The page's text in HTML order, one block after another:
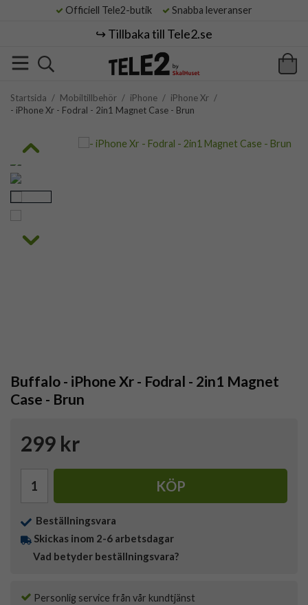
Officiell Tele2-butik Snabba leveranser
↪️ Tillbaka till Tele2.se
Startsida / Mobiltillbehör / iPhone / iPhone Xr /
- iPhone Xr - Fodral - 2in1 Magnet Case - Brun
Buffalo - iPhone Xr - Fodral - 2in1 Magnet
Case - Brun
299 kr
KÖP
Beställningsvara
Skickas inom 2-6 arbetsdagar
Vad betyder beställningsvara?
Personlig service från vår kundtjänst